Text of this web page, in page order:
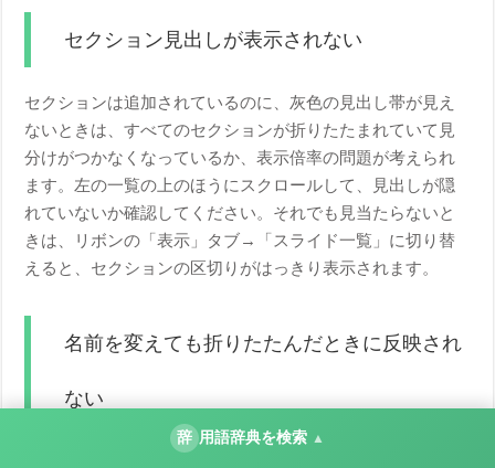
セクション見出しが表示されない
セクションは追加されているのに、灰色の見出し帯が見え
ないときは、すべてのセクションが折りたたまれていて見
分けがつかなくなっているか、表示倍率の問題が考えられ
ます。左の一覧の上のほうにスクロールして、見出しが隠
れていないか確認してください。それでも見当たらないと
きは、リボンの「表示」タブ→「スライド一覧」に切り替
えると、セクションの区切りがはっきり表示されます。
名前を変えても折りたたんだときに反映され
ない
辞 用語辞典を検索 ▲